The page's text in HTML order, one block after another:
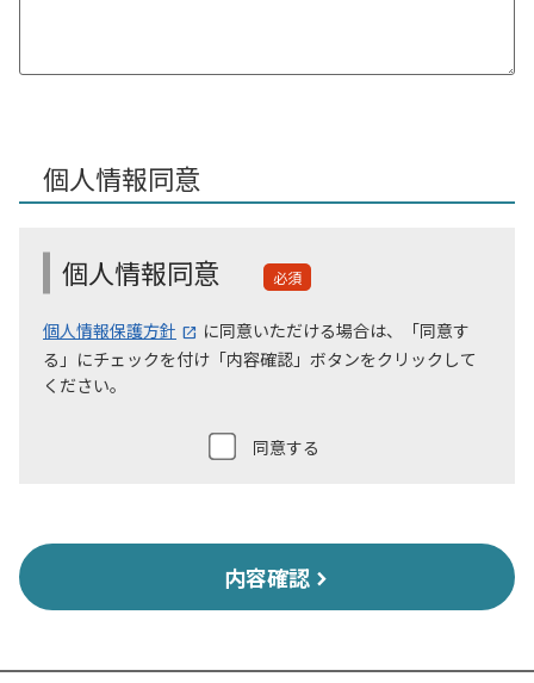
個人情報同意
必須
個人情報保護方針
に同意いただける場合は、「同意す
る」にチェックを付け「内容確認」ボタンをクリックして
ください。
同意する
内容確認